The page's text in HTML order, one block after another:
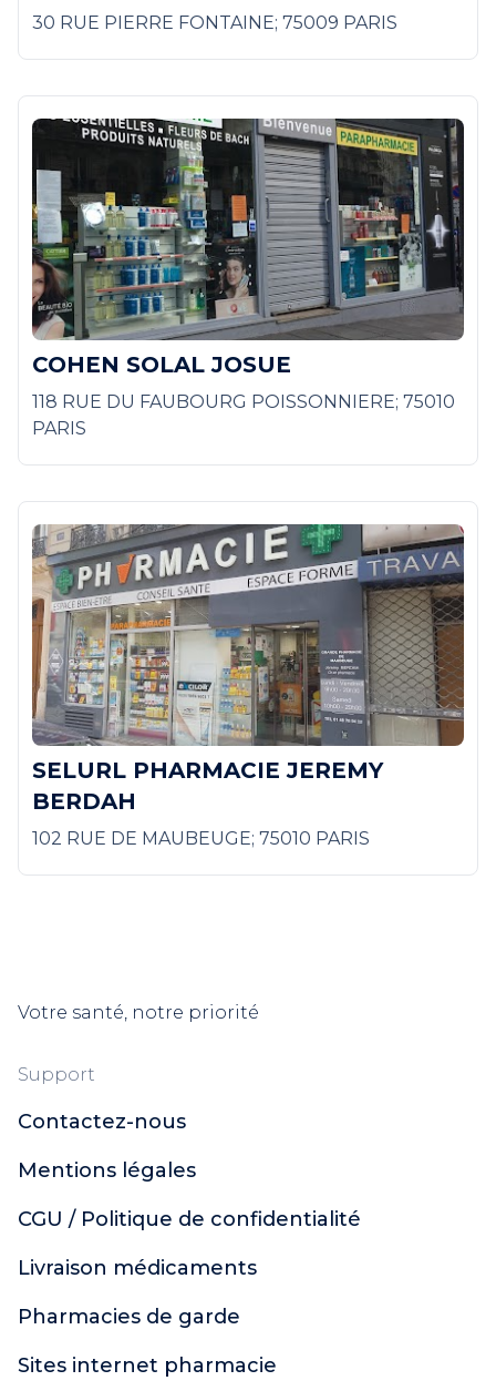
30 RUE PIERRE FONTAINE; 75009 PARIS
COHEN SOLAL JOSUE
118 RUE DU FAUBOURG POISSONNIERE; 75010
PARIS
SELURL PHARMACIE JEREMY
BERDAH
102 RUE DE MAUBEUGE; 75010 PARIS
Votre santé, notre priorité
Support
Contactez-nous
Mentions légales
CGU / Politique de confidentialité
Livraison médicaments
Pharmacies de garde
Sites internet pharmacie